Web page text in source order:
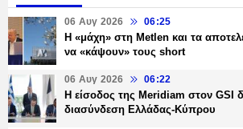
06 Αυγ 2026 06:25
H «μάχη» στη Metlen και τα
να «κάψουν» τους short
06 Αυγ 2026 06:22
Η είσοδος της Meridiam στον GSI
διασύνδεση Ελλάδας-Κύπρου